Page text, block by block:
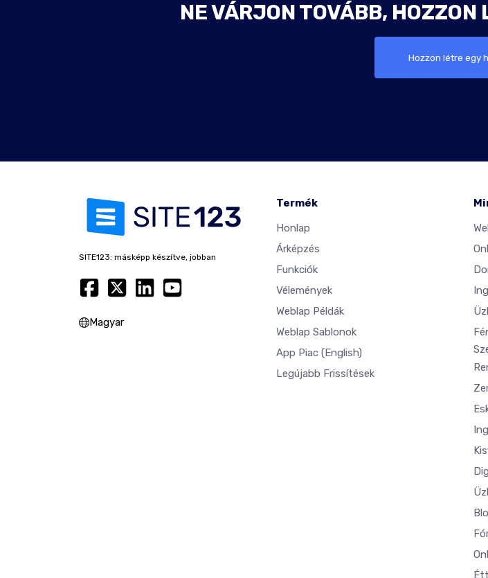
NE VÁRJON TOVÁBB,
Hozzon létre egy
SITE123: másképp készítve, jobban
Magyar
Termék
Honlap
Árképzés
Funkciók
Vélemények
Weblap Példák
Weblap Sablonok
App Piac (English)
Legújabb Frissítések